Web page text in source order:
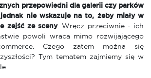
przepowiedni dla galerii czy parków
nie wskazuje na to, żeby miały w
zejść ze sceny. Wręcz przeciwnie - ich
powoli wraca mimo rozwijającego
Czego zatem można się
Tym tematem zajmiemy się w